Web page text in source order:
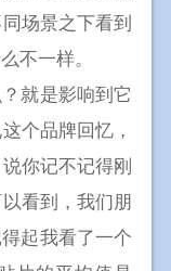
场景之下看到
不一样。
就是影响到它
个品牌回忆，
你记不记得刚
看到，我们朋
起我看了一个